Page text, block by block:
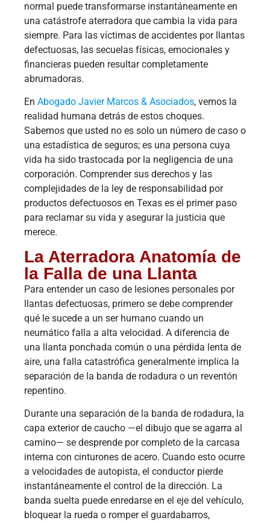
normal puede transformarse instantáneamente en
una catástrofe aterradora que cambia la vida para
siempre. Para las víctimas de accidentes por llantas
defectuosas, las secuelas físicas, emocionales y
financieras pueden resultar completamente
abrumadoras.
En Abogado Javier Marcos & Asociados, vemos la
realidad humana detrás de estos choques.
Sabemos que usted no es solo un número de caso o
una estadística de seguros; es una persona cuya
vida ha sido trastocada por la negligencia de una
corporación. Comprender sus derechos y las
complejidades de la ley de responsabilidad por
productos defectuosos en Texas es el primer paso
para reclamar su vida y asegurar la justicia que
merece.
La Aterradora Anatomía de
la Falla de una Llanta
Para entender un caso de lesiones personales por
llantas defectuosas, primero se debe comprender
qué le sucede a un ser humano cuando un
neumático falla a alta velocidad. A diferencia de
una llanta ponchada común o una pérdida lenta de
aire, una falla catastrófica generalmente implica la
separación de la banda de rodadura o un reventón
repentino.
Durante una separación de la banda de rodadura, la
capa exterior de caucho —el dibujo que se agarra al
camino— se desprende por completo de la carcasa
interna con cinturones de acero. Cuando esto ocurre
a velocidades de autopista, el conductor pierde
instantáneamente el control de la dirección. La
banda suelta puede enredarse en el eje del vehículo,
bloquear la rueda o romper el guardabarros,